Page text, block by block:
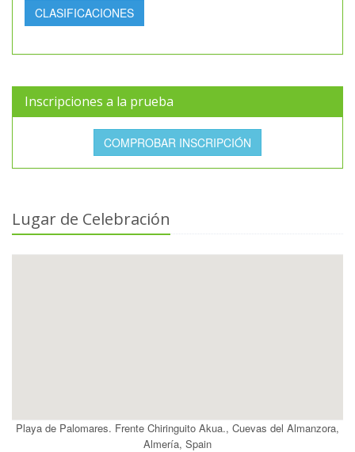
CLASIFICACIONES
Inscripciones a la prueba
COMPROBAR INSCRIPCIÓN
Lugar de Celebración
Playa de Palomares. Frente Chiringuito Akua., Cuevas del Almanzora,
Almería, Spain